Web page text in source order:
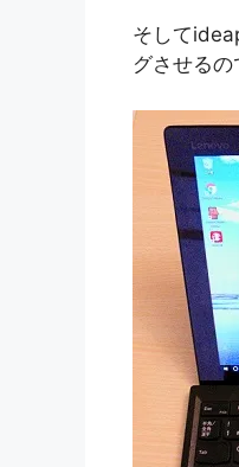
そして
グさせるの